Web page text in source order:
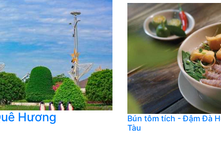
Hương
Bún tôm tích - Đậm Đà
Tàu